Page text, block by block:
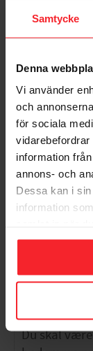
Samtycke
Denna
Vi använder
och
för sociala
vidarebefordrar
information
annons- och
Dessa kan i
information
Væglampe
Sort, 46W,
Norlys
805